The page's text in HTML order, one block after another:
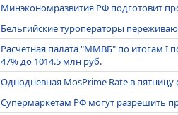
Минэкономразвития РФ подготовит
Бельгийские туроператоры
Расчетная палата "ММВБ" по итогам I
47% до 1014.5 млн руб.
Однодневная MosPrime Rate в пятницу
Супермаркетам РФ могут разрешить